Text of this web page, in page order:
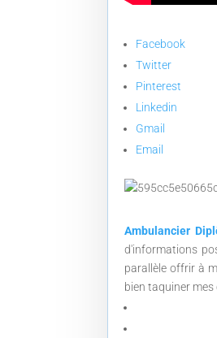
Facebook
Twitter
Pinterest
Linkedin
Gmail
Email
Ambulancier
d'informations
parallèle offrir à
bien taquiner